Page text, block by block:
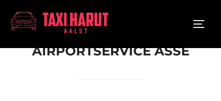
naar
inhoud
AIRPORTSERVICE ASSE